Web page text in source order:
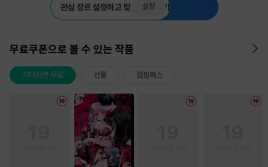
관심 장르 설정하고 맞춤 추천 받기
설정
무료쿠폰으로 볼 수 있는 작품
기다리면 무료 선물 점핑패스